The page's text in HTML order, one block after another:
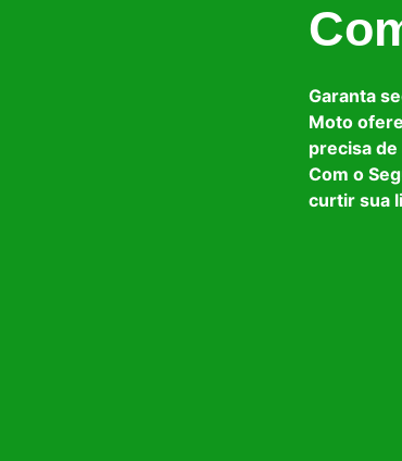
Garanta
Moto
precisa
Com o
curtir sua